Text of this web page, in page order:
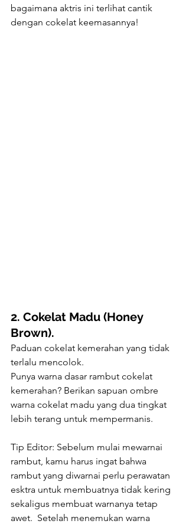
bagaimana aktris ini terlihat cantik
dengan cokelat keemasannya!
2. Cokelat Madu (Honey
Brown).
Paduan cokelat kemerahan yang tidak
terlalu mencolok.
Punya warna dasar rambut cokelat
kemerahan? Berikan sapuan ombre
warna cokelat madu yang dua tingkat
lebih terang untuk mempermanis.
Tip Editor: Sebelum mulai mewarnai
rambut, kamu harus ingat bahwa
rambut yang diwarnai perlu perawatan
esktra untuk membuatnya tidak kering
sekaligus membuat warnanya tetap
awet.  Setelah menemukan warna